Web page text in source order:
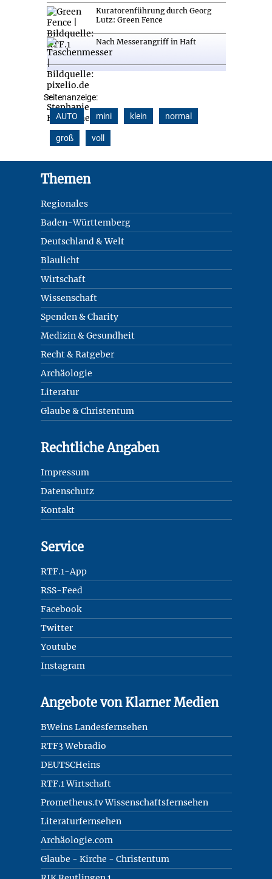
Kuratorenführung durch Georg
Lutz: Green Fence
Nach Messerangriff in Haft
Seitenanzeige:
AUTO
mini klein normal
groß voll
Themen
Regionales
Baden-Württemberg
Deutschland & Welt
Blaulicht
Wirtschaft
Wissenschaft
Spenden & Charity
Medizin & Gesundheit
Recht & Ratgeber
Archäologie
Literatur
Glaube & Christentum
Rechtliche Angaben
Impressum
Datenschutz
Kontakt
Service
RTF.1-App
RSS-Feed
Facebook
Twitter
Youtube
Instagram
Angebote von Klarner Medien
BWeins Landesfernsehen
RTF3 Webradio
DEUTSCHeins
RTF.1 Wirtschaft
Prometheus.tv Wissenschaftsfernsehen
Literaturfernsehen
Archäologie.com
Glaube - Kirche - Christentum